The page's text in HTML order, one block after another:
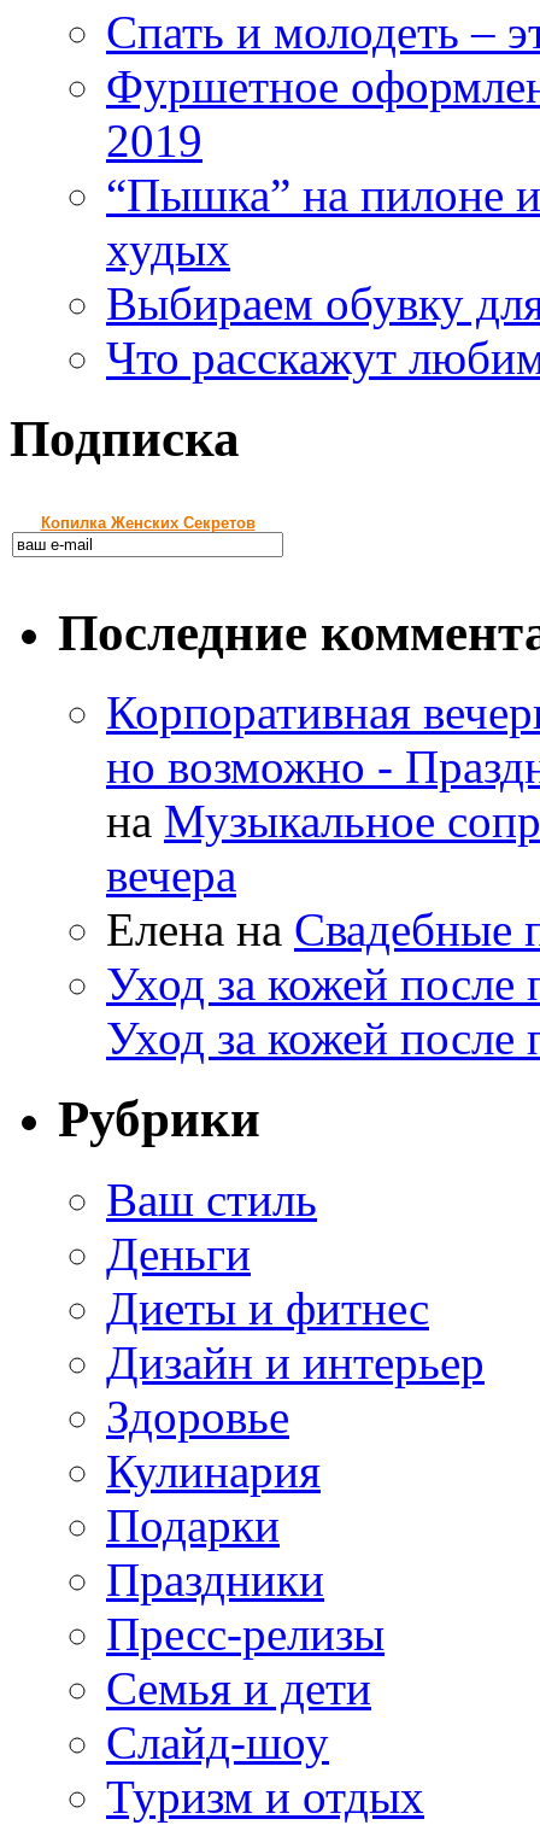
Спать и молодеть –
Фуршетное
2019
“Пышка” на пилоне
худых
Выбираем обувку
Что расскажут
Подписка
Копилка Женских Секретов
Последние
Корпоративная
но возможно -
на Музыкальное
вечера
Елена на Свадебные
Уход за кожей
Уход за кожей после
Рубрики
Ваш стиль
Деньги
Диеты и фитнес
Дизайн и интерьер
Здоровье
Кулинария
Подарки
Праздники
Пресс-релизы
Семья и дети
Слайд-шоу
Туризм и отдых